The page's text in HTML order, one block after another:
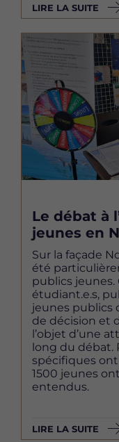
LIRE LA SUITE
Image
Le débat à
jeunes en
Sur la façade
été
publics jeunes.
étudiant.e.s,
jeunes publics
de décision et
l’objet d’une
long du débat.
spécifiques
1500 jeunes
entendus.
LIRE LA SUITE